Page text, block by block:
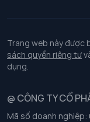
Chính sách bảo vệ dữ
Chính sách thanh
Chính sách chất
Chính sách đơn
Tuyển dụng
Trang web này được
sách quyền riêng tư
dụng.
@ CÔNG TY CỔ
Mã số doanh